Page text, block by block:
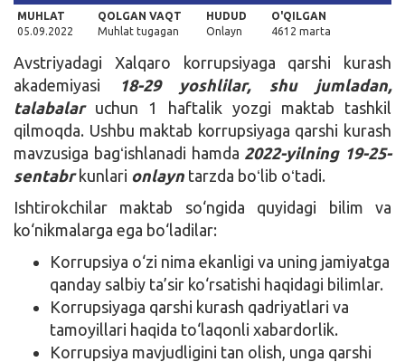
MUHLAT
05.09.2022
QOLGAN VAQT
Muhlat tugagan
HUDUD
Onlayn
O'QILGAN
4612 marta
Avstriyadagi Xalqaro korrupsiyaga qarshi kurash
akademiyasi
18-29 yoshlilar, shu jumladan,
talabalar uchun 1 haftalik yozgi maktab tashkil
qilmoqda. Ushbu maktab korrupsiyaga qarshi kurash
mavzusiga bagʻishlanadi hamda 2022-yilning 19-25-
sentabr kunlari onlayn tarzda boʻlib oʻtadi.
Ishtirokchilar maktab so‘ngida quyidagi bilim va
ko‘nikmalarga ega bo‘ladilar:
Korrupsiya o‘zi nima ekanligi va uning jamiyatga
qanday salbiy ta’sir ko‘rsatishi haqidagi bilimlar.
Korrupsiyaga qarshi kurash qadriyatlari va
tamoyillari haqida to‘laqonli xabardorlik.
Korrupsiya mavjudligini tan olish, unga qarshi